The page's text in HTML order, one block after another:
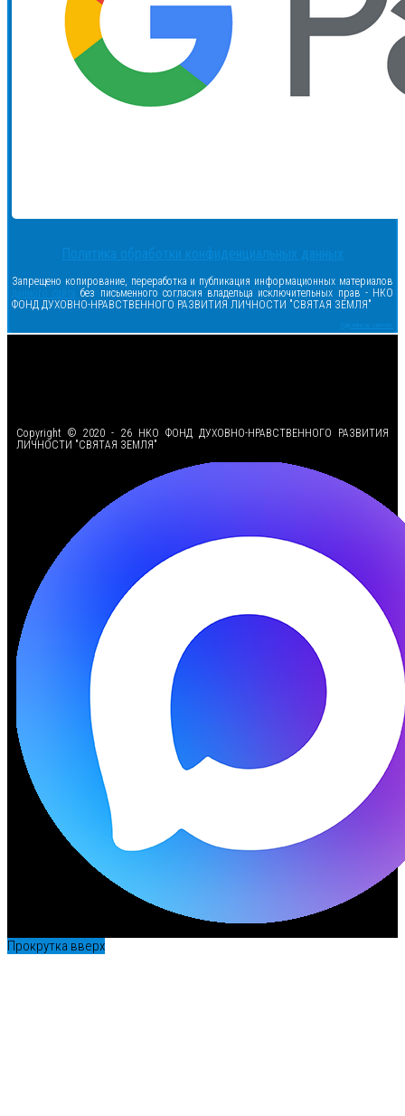
Политика обработки конфиденциальных данных
Запрещено копирование, переработка и публикация информационных материалов
данного сайта без письменного согласия владельца исключительных прав - НКО
ФОНД ДУХОВНО-НРАВСТВЕННОГО РАЗВИТИЯ ЛИЧНОСТИ "СВЯТАЯ ЗЕМЛЯ"
Сделано в samsite
Copyright © 2020 - 26 НКО ФОНД ДУХОВНО-НРАВСТВЕННОГО РАЗВИТИЯ
ЛИЧНОСТИ "СВЯТАЯ ЗЕМЛЯ"
Прокрутка вверх